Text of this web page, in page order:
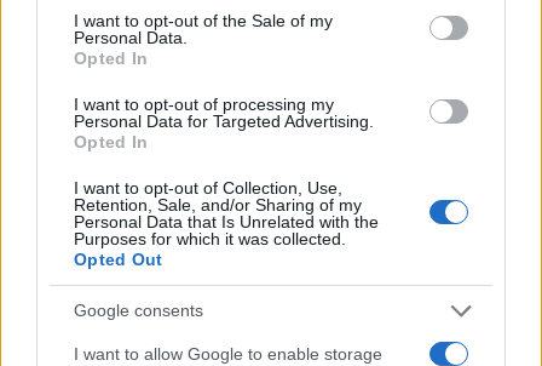
consent section.
I want to opt-out of the Sale of my
Personal Data.
Opted In
I want to opt-out of processing my
Personal Data for Targeted Advertising.
Opted In
I want to opt-out of Collection, Use,
Retention, Sale, and/or Sharing of my
Personal Data that Is Unrelated with the
Purposes for which it was collected.
Opted Out
Google consents
I want to allow Google to enable storage
Identifica y elimina suscripciones, fees y compras impulsivas
Marta Ruiz · 8 Ago 2026
FINANZAS